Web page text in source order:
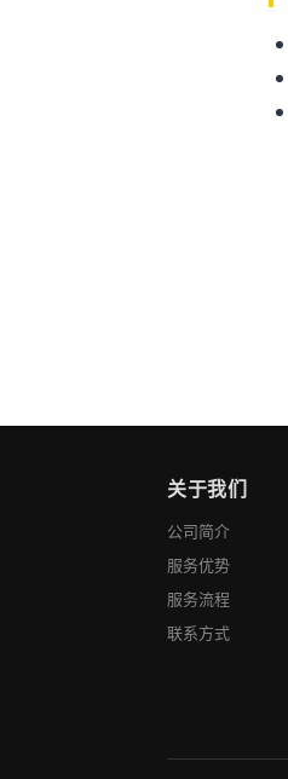
关于我们
公司简介
服务优势
服务流程
联系方式